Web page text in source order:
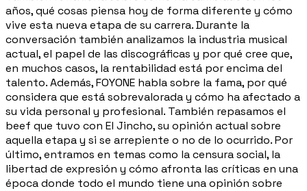
años, qué cosas piensa hoy de forma diferente y cómo
vive esta nueva etapa de su carrera. Durante la
conversación también analizamos la industria musical
actual, el papel de las discográficas y por qué cree que,
en muchos casos, la rentabilidad está por encima del
talento. Además, FOYONE habla sobre la fama, por qué
considera que está sobrevalorada y cómo ha afectado a
su vida personal y profesional. También repasamos el
beef que tuvo con El Jincho, su opinión actual sobre
aquella etapa y si se arrepiente o no de lo ocurrido. Por
último, entramos en temas como la censura social, la
libertad de expresión y cómo afronta las críticas en una
época donde todo el mundo tiene una opinión sobre